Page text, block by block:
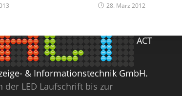
28. März 2012
ACT
& Informationstechnik GmbH.
der LED Laufschrift bis zur